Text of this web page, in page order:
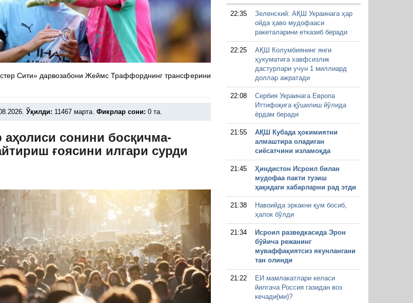
Сити» дарвозабони Жеймс Траффорднинг трансферини
Ўқилди: 11467 марта. Фикрлар сони: 0 та.
сонини босқичма-
ғоясини илгари сурди
22:35
Зеленский: АҚШ Украинага ҳар
ойда ҳаво мудофааси
ракеталарини етказиб беради
22:25
АҚШ Колумбиянинг янги
ҳукуматига хавфсизлик
дастурлари учун 1 миллиард
доллар ажратади
22:08
Сербия Украинага Европа
Иттифоқига қўшилиш йўлида
ёрдам беради
21:55
АҚШ Кубада ҳокимиятни
алмаштира оладиган
сиёсатчини изламоқда
21:45
Ҳиндистон Исроил билан
мудофаа пакти тузиш
ҳақидаги хабарларни рад этди
21:38
Навоийда эркакни қум босиб,
ҳалок бўлди
21:34
Исроил разведкасида Эрон
бўйича режанинг
муваффақиятсиз якунлангани
тан олинди
21:22
ЕИ мамлакатлари келаси
йилгача Россия газидан воз
кечади(ми)?